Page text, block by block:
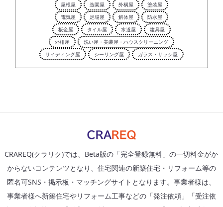
屋根屋
造園屋 外構屋
塗装屋
電気屋
足場屋 解体屋
防水屋
板金屋
タイル屋 水道屋
建具屋
外柵屋
洗い屋・美装屋・ハウスクリーニング
サイディング屋
シーリング屋 ガラス・サッシ屋
CRAREQ(クラリク)では、Beta版の「完全登録無料」の一切料金がか
からないコンテンツとなり、住宅関連の新築住宅・リフォーム等の
匿名可SNS・掲示板・マッチングサイトとなります。事業者様は、
事業者様へ新築住宅やリフォーム工事などの「発注依頼」「受注依